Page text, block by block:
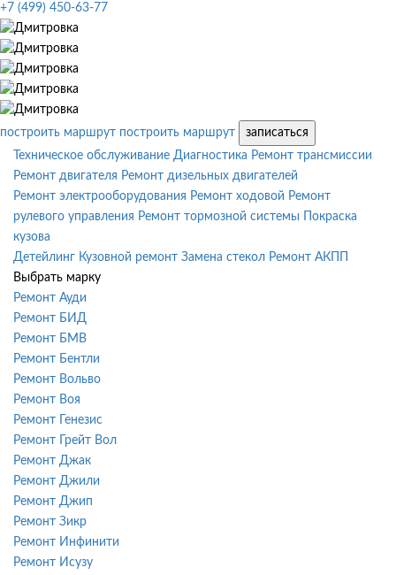
+7 (499) 450-63-77
построить маршрут построить маршрут
записаться
Техническое обслуживание Диагностика Ремонт трансмиссии
Ремонт двигателя Ремонт дизельных двигателей
Ремонт электрооборудования Ремонт ходовой Ремонт
рулевого управления Ремонт тормозной системы
Покраска
кузова
Детейлинг Кузовной ремонт Замена стекол Ремонт АКПП
Выбрать марку
Ремонт Ауди
Ремонт БИД
Ремонт БМВ
Ремонт Бентли
Ремонт Вольво
Ремонт Воя
Ремонт Генезис
Ремонт Грейт Вол
Ремонт Джак
Ремонт Джили
Ремонт Джип
Ремонт Зикр
Ремонт Инфинити
Ремонт Исузу